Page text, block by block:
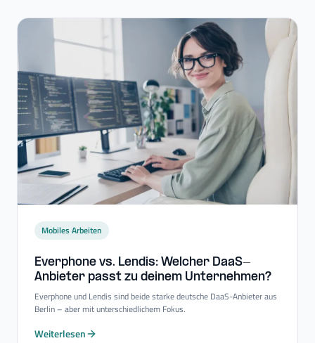
Mobiles Arbeiten
Everphone vs. Lendis: Welcher DaaS-​
Anbieter passt zu deinem Unternehmen?
Everphone und Lendis sind beide starke deutsche DaaS-Anbieter aus
Berlin – aber mit unterschiedlichem Fokus.
Weiterlesen